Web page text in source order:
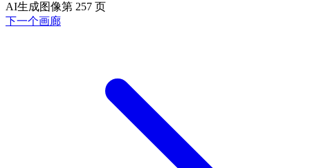
AI生成图像第 257 页
下一个画廊